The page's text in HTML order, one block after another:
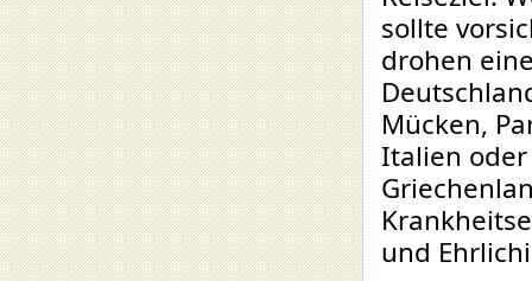
sollte
drohen
Mücken,
Italien oder
und